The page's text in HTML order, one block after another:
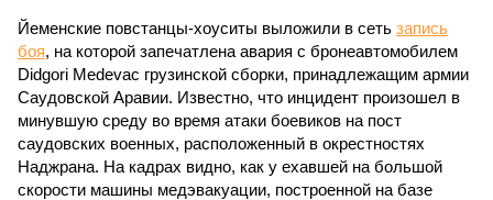
Йеменские повстанцы-хоуситы выложили в сеть запись
боя, на которой запечатлена авария с бронеавтомобилем
Didgori Medevac грузинской сборки, принадлежащим армии
Саудовской Аравии. Известно, что инцидент произошел в
минувшую среду во время атаки боевиков на пост
саудовских военных, расположенный в окрестностях
Наджрана. На кадрах видно, как у ехавшей на большой
скорости машины медэвакуации, построенной на базе